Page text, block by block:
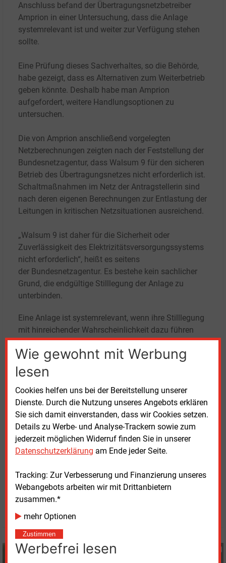
Wie gewohnt mit Werbung
lesen
Cookies helfen uns bei der Bereitstellung unserer
Dienste. Durch die Nutzung unseres Angebots erklären
Sie sich damit einverstanden, dass wir Cookies setzen.
Details zu Werbe- und Analyse-Trackern sowie zum
jederzeit möglichen Widerruf finden Sie in unserer
Datenschutzerklärung am Ende jeder Seite.
Tracking: Zur Verbesserung und Finanzierung unseres
Webangebots arbeiten wir mit Drittanbietern
zusammen.*
mehr Optionen
Zustimmen
Werbefrei lesen
Anschluss befand der Übertragungsnetzbetreiber
Amprion in einer Untersuchung, dass die Anlage
systemrelevant ist und weiter zur Verfügung stehen
sollte.
Eine Prüfung dieses Sachverhaltes, so die Behörde,
habe gezeigt, dass es Alternativen zum Weiterbetrieb
geben könnte. Deshalb habe man Amprion
aufgefordert, weitere Handlungsoptionen zu
untersuchen.
Die von Amprion anschließend vorgelegten
Netzberechnungen zeigten nach der Feststellung der
Bundesnetzagentur, dass Walsum 9 für den sicheren
Betrieb des Übertragungsnetzes nicht erforderlich ist.
Schaltmaßnahmen im Netz der Antragstellerin sind
nach deren eigenen Berechnungen zur Entlastung der
Leitungen in kritischen Netzsituationen ausreichend.
„Walsum 9 ist daher für die Sicherheit oder
Zuverlässigkeit des Elektrizitätsversorgungssystems
nicht erforderlich“, heißt es seitens
der Bundesnetzagentur. Es bestehe kein sachlicher
Grund, die endgültige Stilllegung der Anlage zu
unterbinden.
Eine Anlage ist systemrelevant, wenn ihre Stilllegung
mit hinreichender Wahrscheinlichkeit dazu führen
würde, dass die Sicherheit oder Zuverlässigkeit des
Elektrizitätsversorgungssystems gefährdet oder
Ist eine Anlage systemrelevant, muss der Betreiber
das Kraftwerk weiter betriebsbereit halten. Es kann
dann nach Aufforderung durch einen
Übertragungsnetzbetreiber hochgefahren werden, um
das Netz unter Einhaltung der Sicherheitsstandards
betreiben zu können.
Donnerstag, 15.04.2021, 15:10 Uhr
G�nter Drewnitzky